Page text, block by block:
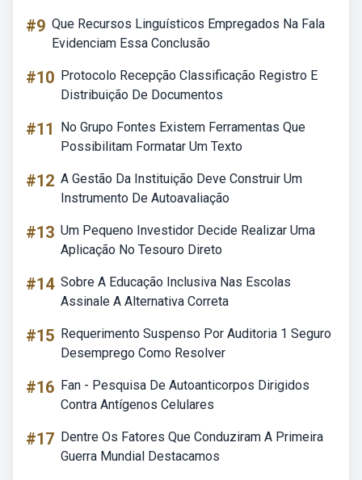
#9 Que Recursos Linguísticos Empregados Na Fala
Evidenciam Essa Conclusão
#10 Protocolo Recepção Classificação Registro E
Distribuição De Documentos
#11
No Grupo Fontes Existem Ferramentas Que
Possibilitam Formatar Um Texto
#12 A Gestão Da Instituição Deve Construir Um
Instrumento De Autoavaliação
#13 Um Pequeno Investidor Decide Realizar Uma
Aplicação No Tesouro Direto
#14 Sobre A Educação Inclusiva Nas Escolas
Assinale A Alternativa Correta
#15 Requerimento Suspenso Por Auditoria 1 Seguro
Desemprego Como Resolver
#16 Fan - Pesquisa De Autoanticorpos Dirigidos
Contra Antígenos Celulares
#17 Dentre Os Fatores Que Conduziram A Primeira
Guerra Mundial Destacamos